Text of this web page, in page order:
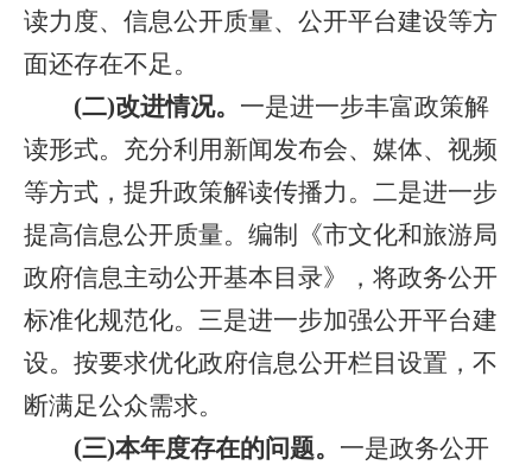
读力度、信息公开质量、公开平台建设等方
面还存在不足。
(二)改进情况。 一是进一步丰富政策解
读形式。充分利用新闻发布会、媒体、视频
等方式，提升政策解读传播力。二是进一步
提高信息公开质量。编制《市文化和旅游局
政府信息主动公开基本目录》，将政务公开
标准化规范化。三是进一步加强公开平台建
设。按要求优化政府信息公开栏目设置，不
断满足公众需求。
(三)本年度存在的问题。 一是政务公开